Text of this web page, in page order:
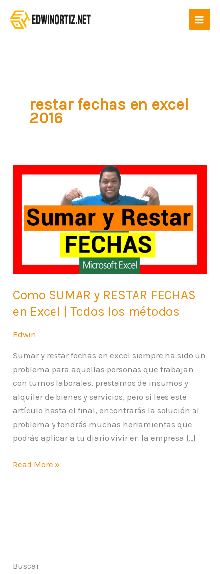
restar fechas en excel
2016
Como SUMAR y RESTAR FECHAS
en Excel | Todos los métodos
Edwin
Sumar y restar fechas en excel siempre ha sido un
problema para aquellas personas que trabajan
con turnos laborales, prestamos de insumos y
alquiler de bienes y servicios, pero si lees este
artículo hasta el final, encontrarás la solución al
problema y tendrás muchas herramientas que
podrás aplicar a tu diario vivir en la empresa […]
RESTAR
FECHAS
los
métodos
Read More »
Buscar